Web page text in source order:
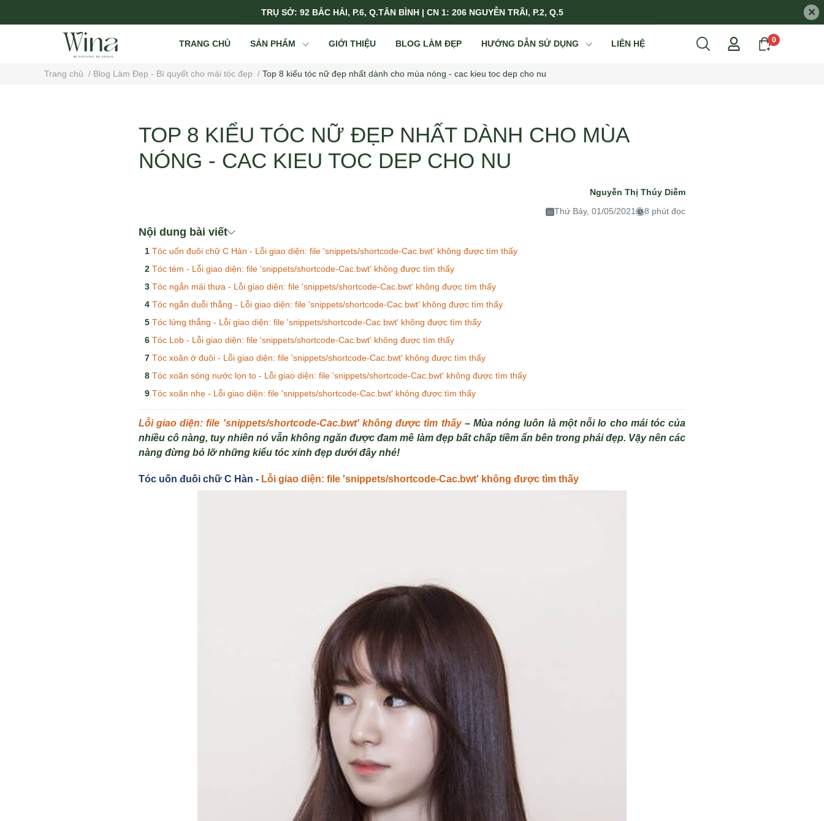
TRỤ SỞ: 92 BẮC HẢI, P.6, Q.TÂN BÌNH | CN 1: 206 NGUYỄN TRÃI, P.2, Q.5 ×
TRANG CHỦ SẢN PHẨM GIỚI THIỆU BLOG LÀM ĐẸP HƯỚNG DẪN SỬ DỤNG LIÊN HỆ 0
Trang chủ / Blog Làm Đẹp - Bí quyết cho mái tóc đẹp / Top 8 kiểu tóc nữ đẹp nhất dành cho mùa nóng - cac kieu toc dep cho nu
TOP 8 KIỂU TÓC NỮ ĐẸP NHẤT DÀNH CHO MÙA
NÓNG - CAC KIEU TOC DEP CHO NU
Nguyễn Thị Thúy Diễm
Thứ Bảy, 01/05/2021
8 phút đọc
Nội dung bài viết
Tóc uốn đuôi chữ C Hàn - Lỗi giao diện: file 'snippets/shortcode-Cac.bwt' không được tìm thấy
Tóc tém - Lỗi giao diện: file 'snippets/shortcode-Cac.bwt' không được tìm thấy
Tóc ngắn mái thưa - Lỗi giao diện: file 'snippets/shortcode-Cac.bwt' không được tìm thấy
Tóc ngắn duỗi thẳng - Lỗi giao diện: file 'snippets/shortcode-Cac.bwt' không được tìm thấy
Tóc lửng thẳng - Lỗi giao diện: file 'snippets/shortcode-Cac.bwt' không được tìm thấy
Tóc Lob - Lỗi giao diện: file 'snippets/shortcode-Cac.bwt' không được tìm thấy
Tóc xoăn ở đuôi - Lỗi giao diện: file 'snippets/shortcode-Cac.bwt' không được tìm thấy
Tóc xoăn sóng nước lọn to - Lỗi giao diện: file 'snippets/shortcode-Cac.bwt' không được tìm thấy
Tóc xoăn nhẹ - Lỗi giao diện: file 'snippets/shortcode-Cac.bwt' không được tìm thấy
Lỗi giao diện: file 'snippets/shortcode-Cac.bwt' không được tìm thấy – Mùa nóng luôn là một nỗi lo cho mái tóc của
nhiều cô nàng, tuy nhiên nó vẫn không ngăn được đam mê làm đẹp bất chấp tiềm ẩn bên trong phái đẹp. Vậy nên các
nàng đừng bỏ lỡ những kiểu tóc xinh đẹp dưới đây nhé!
Tóc uốn đuôi chữ C Hàn - Lỗi giao diện: file 'snippets/shortcode-Cac.bwt' không được tìm thấy